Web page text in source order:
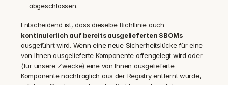
abgeschlossen.
kontinuierlich auf bereits ausgelieferten SBOMs
ausgeführt wird. Wenn eine neue Sicherheitslücke für eine
von Ihnen ausgelieferte Komponente offengelegt wird oder
(für unsere Zwecke) eine von Ihnen ausgelieferte
Komponente nachträglich aus der Registry entfernt wurde,